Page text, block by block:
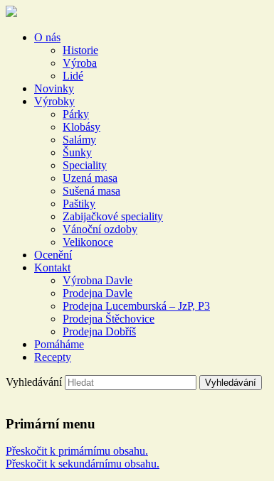
O nás
Historie
Výroba
Lidé
Novinky
Výrobky
Párky
Klobásy
Salámy
Šunky
Speciality
Uzená masa
Sušená masa
Paštiky
Zabijačkové speciality
Vánoční ozdoby
Velikonoce
Ocenění
Kontakt
Výrobna Davle
Prodejna Davle
Prodejna Lucemburská – JzP, P3
Prodejna Štěchovice
Prodejna Dobříš
Pomáháme
Recepty
Vyhledávání
Primární menu
Přeskočit k primárnímu obsahu.
Přeskočit k sekundárnímu obsahu.